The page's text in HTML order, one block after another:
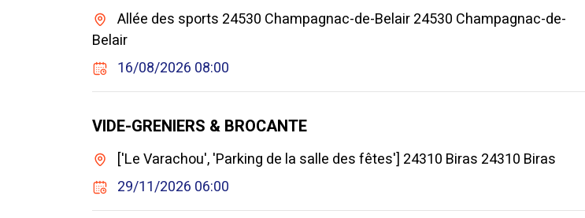
Allée des sports 24530 Champagnac-de-Belair 24530 Champagnac-de-
Belair
16/08/2026 08:00
VIDE-GRENIERS & BROCANTE
['Le Varachou', 'Parking de la salle des fêtes'] 24310 Biras 24310 Biras
29/11/2026 06:00